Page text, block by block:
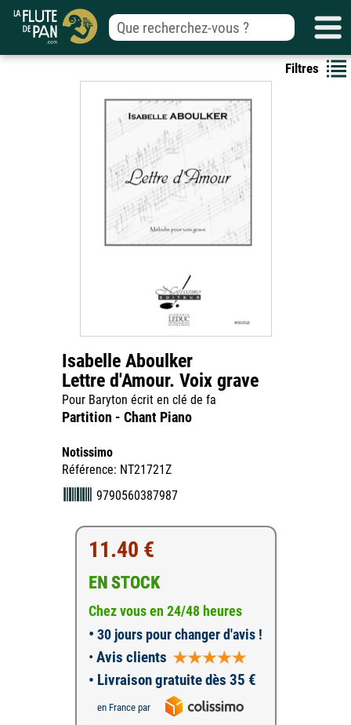
Filtres
Isabelle Aboulker
Lettre d'Amour. Voix grave
Pour Baryton écrit en clé de fa
Partition - Chant Piano
Notissimo
Référence: NT21721Z
9790560387987
11.40 €
EN STOCK
Chez vous en 24/48 heures
• 30 jours pour changer d'avis !
• Avis clients
• Livraison gratuite dès 35 €
en France par